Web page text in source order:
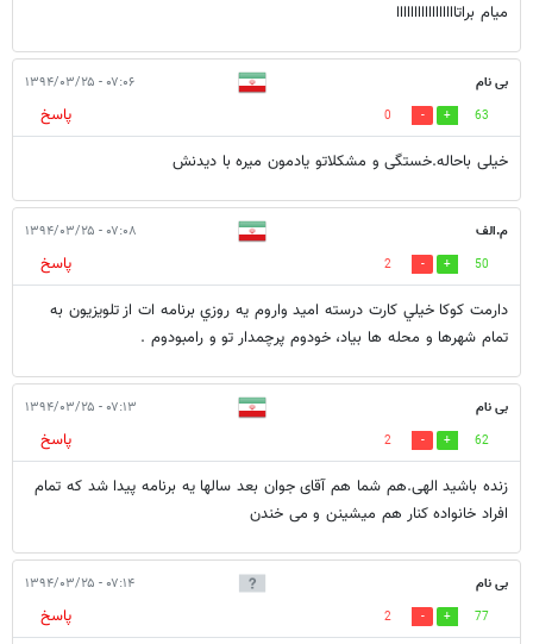
میام براتااااااااااااااااا
بی نام ۰۷:۰۶ - ۱۳۹۴/۰۳/۲۵
63
0
پاسخ
خیلی باحاله.خستگی و مشکلاتو یادمون میره با دیدنش
م.الف ۰۷:۰۸ - ۱۳۹۴/۰۳/۲۵
50
2
پاسخ
دارمت كوكا خيلي كارت درسته اميد واروم يه روزي برنامه ات از تلويزيون به
تمام شهرها و محله ها بياد، خودوم پرچمدار تو و رامبودوم .
بی نام ۰۷:۱۳ - ۱۳۹۴/۰۳/۲۵
62
2
پاسخ
زنده باشید الهی.هم شما هم آقای جوان بعد سالها یه برنامه پیدا شد که تمام
افراد خانواده کنار هم میشینن و می خندن
بی نام ۰۷:۱۴ - ۱۳۹۴/۰۳/۲۵
77
2 پاسخ